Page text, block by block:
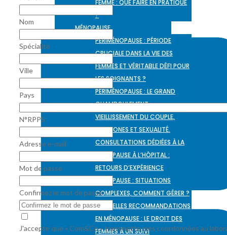
FEMME : QUE FAIRE EN PRATIQUE
?
MÉNOPAUSE
PÉRIMÉNOPAUSE : PÉRIODE
CRUCIALE DANS LA VIE DES
FEMMES ET VÉRITABLE DÉFI POUR
LES SOIGNANTS ?
PÉRIMÉNOPAUSE : LE GRAND
CHAMBOULEMENT
VIEILLISSEMENT DU COUPLE,
HORMONES ET SEXUALITÉ.
CONSULTATIONS DÉDIÉES À LA
MÉNOPAUSE À L’HÔPITAL :
RETOURS D’EXPÉRIENCE
MÉNOPAUSE : SITUATIONS
COMPLEXES, COMMENT GÉRER ?
NOUVELLES RECOMMANDATIONS
EN MÉNOPAUSE : LE DROIT DES
FEMMES À UN SUIVI
Nom
Spécialité
Ville
Pays
N°RPPS
Adresse e-mail
Mot de passe
Confirmez le mot de passe
J'accepte que « Com&Co » transmette mes coordonnées au